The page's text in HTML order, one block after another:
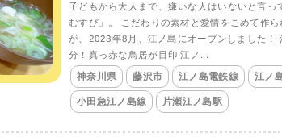
子どもから大人まで、嫌いな人はいないと言っ
むすび」。 こだわりの素材と愛情をこめて作
が、2023年8月、江ノ島にオープンしました！
分！真っ赤な鳥居が目印 江ノ...
神奈川県 藤沢市 江ノ島電鉄線 江ノ
小田急江ノ島線 片瀬江ノ島駅